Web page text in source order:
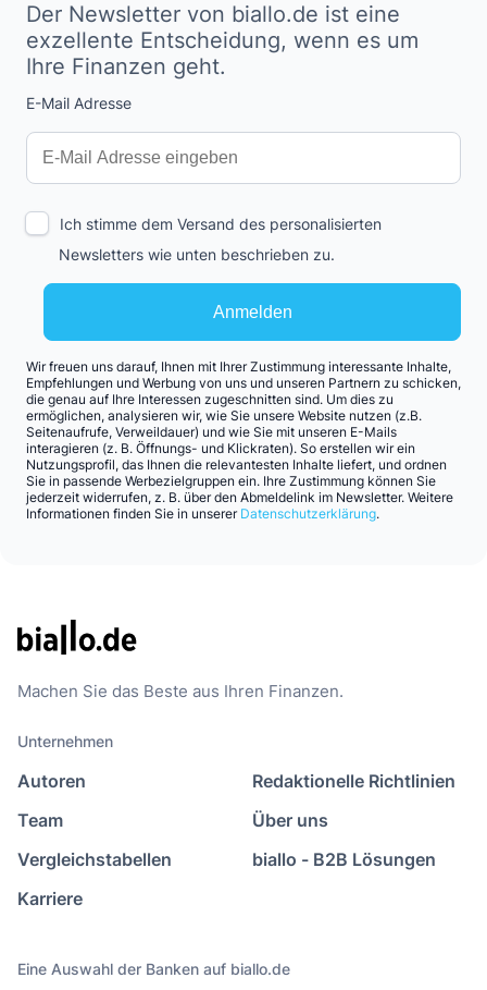
Der Newsletter von biallo.de ist eine
exzellente Entscheidung, wenn es um
Ihre Finanzen geht.
E-Mail Adresse
Interests
Amount
Anmelden
Ich stimme dem Versand des personalisierten
Newsletters wie unten beschrieben zu.
Wir freuen uns darauf, Ihnen mit Ihrer Zustimmung interessante Inhalte,
Empfehlungen und Werbung von uns und unseren Partnern zu schicken,
die genau auf Ihre Interessen zugeschnitten sind. Um dies zu
ermöglichen, analysieren wir, wie Sie unsere Website nutzen (z.B.
Seitenaufrufe, Verweildauer) und wie Sie mit unseren E-Mails
interagieren (z. B. Öffnungs- und Klickraten). So erstellen wir ein
Nutzungsprofil, das Ihnen die relevantesten Inhalte liefert, und ordnen
Sie in passende Werbezielgruppen ein. Ihre Zustimmung können Sie
jederzeit widerrufen, z. B. über den Abmeldelink im Newsletter. Weitere
Informationen finden Sie in unserer Datenschutzerklärung.
Machen Sie das Beste aus Ihren Finanzen.
Unternehmen
Autoren
Team
Vergleichstabellen
Karriere
Redaktionelle Richtlinien
Über uns
biallo - B2B Lösungen
Eine Auswahl der Banken auf biallo.de